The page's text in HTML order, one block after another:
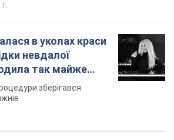
в уколах краси
невдалої
так майже
зберігався